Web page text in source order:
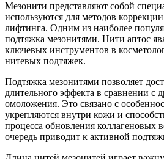
Мезонити представляют собой
используются для методов
лифтинга. Одним из наиболее
подтяжка мезонитями. Нити аптос
ключевых инструментов в
нитевых подтяжек.
Подтяжка мезонитями позволяет
длительного эффекта в сравнении с
омоложения. Это связано с
укрепляются внутри кожи и
процесса обновления коллагеновых
очередь приводит к активной